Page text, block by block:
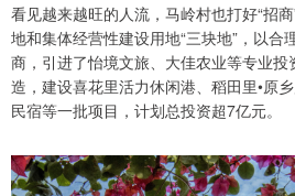
看见越来越旺的人流，马岭村也打好“招
地和集体经营性建设用地“三块地”，以合
商，引进了怡境文旅、大佳农业等专业
造，建设喜花里活力休闲港、稻田里•原
民宿等一批项目，计划总投资超7亿元。